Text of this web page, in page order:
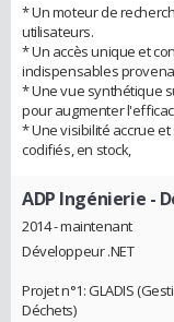
* Un moteur de
utilisateurs.
* Un accès unique et
indispensables
* Une vue synthétique
pour augmenter
* Une visibilité accrue
codifiés, en stock,
ADP Ingénierie -
2014 - maintenant
Développeur .NET
Projet n°1: GLADIS
Déchets)